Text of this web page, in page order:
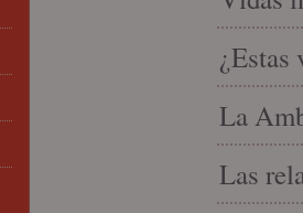
¿Estas
La
Las